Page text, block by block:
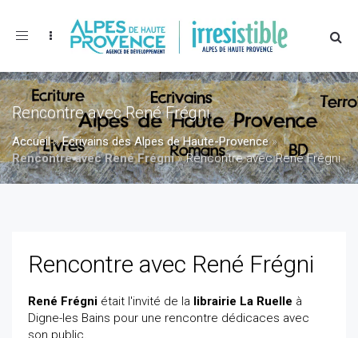
Toggle
Rencontre avec René Frégni
Accueil»Ecrivains des Alpes de Haute-Provence»
Rencontre avec René Frégni»Rencontre avec René Frégni
Rencontre avec René Frégni
René Frégni était l'invité de la librairie La Ruelle à
Digne-les Bains pour une rencontre dédicaces avec
son public.